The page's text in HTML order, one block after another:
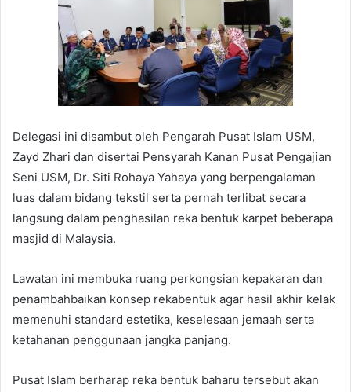
Delegasi ini disambut oleh Pengarah Pusat Islam USM,
Zayd Zhari dan disertai Pensyarah Kanan Pusat Pengajian
Seni USM, Dr. Siti Rohaya Yahaya yang berpengalaman
luas dalam bidang tekstil serta pernah terlibat secara
langsung dalam penghasilan reka bentuk karpet beberapa
masjid di Malaysia.
Lawatan ini membuka ruang perkongsian kepakaran dan
penambahbaikan konsep rekabentuk agar hasil akhir kelak
memenuhi standard estetika, keselesaan jemaah serta
ketahanan penggunaan jangka panjang.
Pusat Islam berharap reka bentuk baharu tersebut akan